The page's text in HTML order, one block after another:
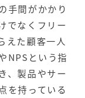
手間がかかり
でなくフリー
えた顧客一人
NPSという指
、製品やサー
を持っている